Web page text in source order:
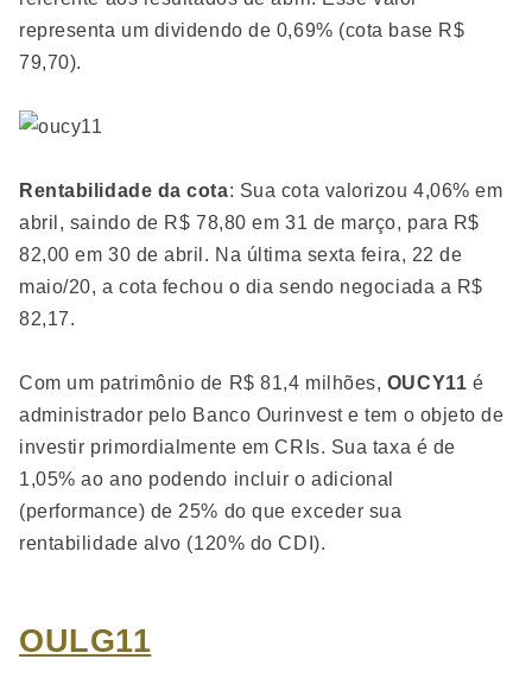
representa um dividendo de 0,69% (cota base R$
79,70).
Rentabilidade da cota: Sua cota valorizou 4,06% em
abril, saindo de R$ 78,80 em 31 de março, para R$
82,00 em 30 de abril. Na última sexta feira, 22 de
maio/20, a cota fechou o dia sendo negociada a R$
82,17.
Com um patrimônio de R$ 81,4 milhões, OUCY11 é
administrador pelo Banco Ourinvest e tem o objeto de
investir primordialmente em CRIs. Sua taxa é de
1,05% ao ano podendo incluir o adicional
(performance) de 25% do que exceder sua
rentabilidade alvo (120% do CDI).
OULG11